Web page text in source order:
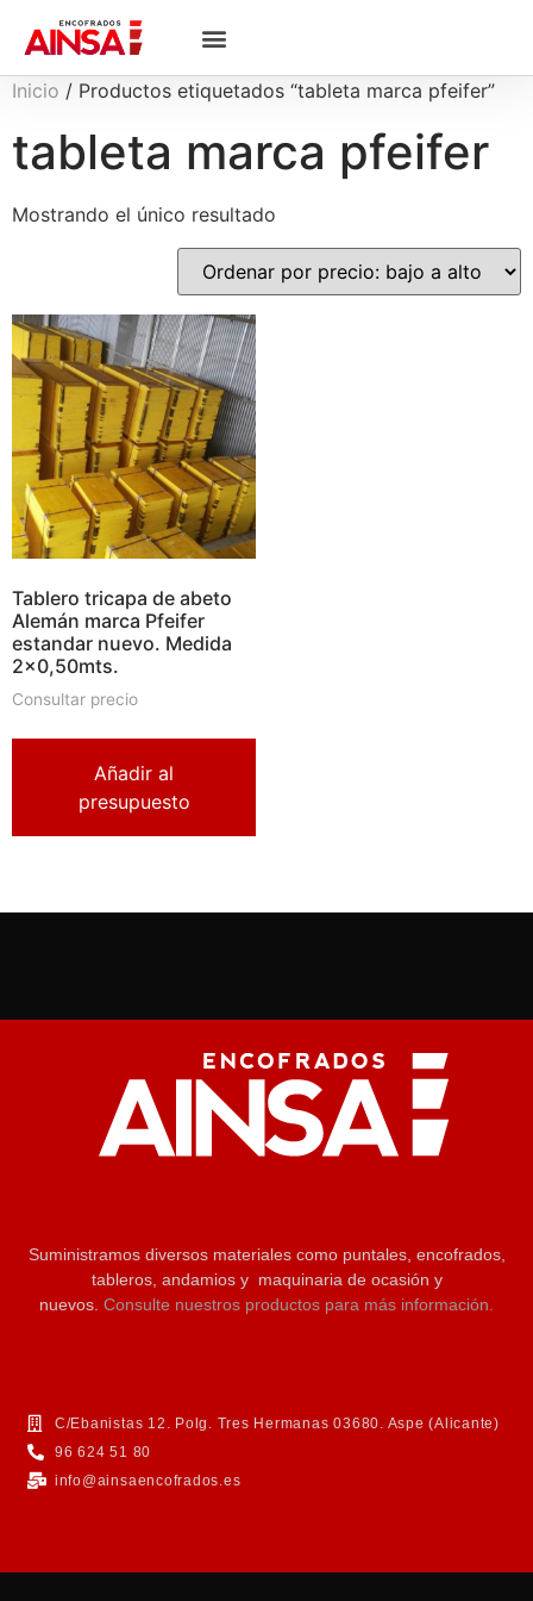
Inicio / Productos etiquetados “tableta marca pfeifer”
tableta marca pfeifer
Mostrando el único resultado
Tablero tricapa de abeto
Alemán marca Pfeifer
estandar nuevo. Medida
2×0,50mts.
Consultar precio
Añadir al
presupuesto
Suministramos diversos materiales como puntales, encofrados,
tableros, andamios y maquinaria de ocasión y
nuevos. Consulte nuestros productos para más información.
C/Ebanistas 12. Polg. Tres Hermanas 03680. Aspe (Alicante)
96 624 51 80
info@ainsaencofrados.es